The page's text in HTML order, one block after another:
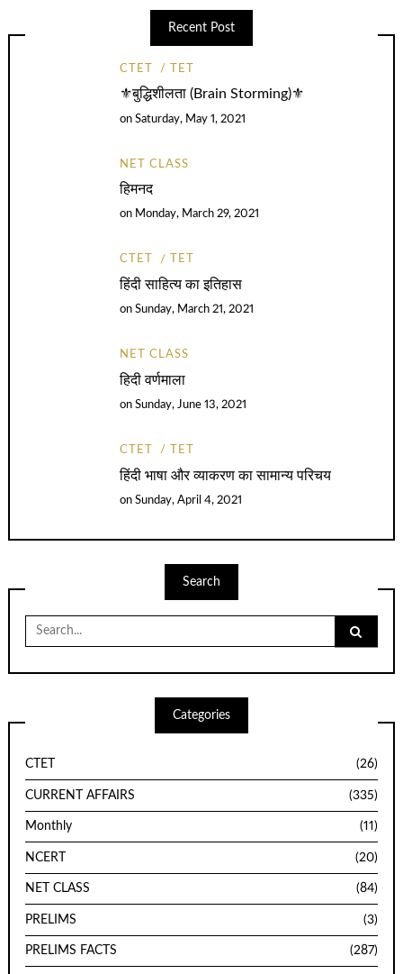
Recent Post
CTET TET
⚜️बुद्धिशीलता (Brain Storming)⚜️
onSaturday, May 1, 2021
NET CLASS
हिमनद
on Monday, March 29, 2021
CTET TET
हिंदी साहित्य का इतिहास
onSunday, March 21, 2021
NET CLASS
हिदी वर्णमाला
onSunday, June 13, 2021
CTET TET
हिंदी भाषा और व्याकरण का सामान्य परिचय
onSunday, April 4, 2021
Search
Search
for:
Categories
CTET (26)
CURRENT AFFAIRS (335)
Monthly (11)
NCERT (20)
NET CLASS (84)
PRELIMS (3)
PRELIMS FACTS (287)